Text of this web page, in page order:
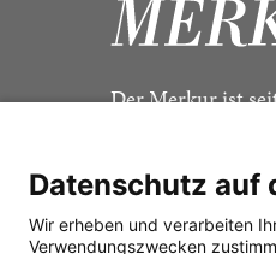
Der Merkur ist
Datenschutz auf
Wir erheben und verarbeiten
Verwendungszwecken